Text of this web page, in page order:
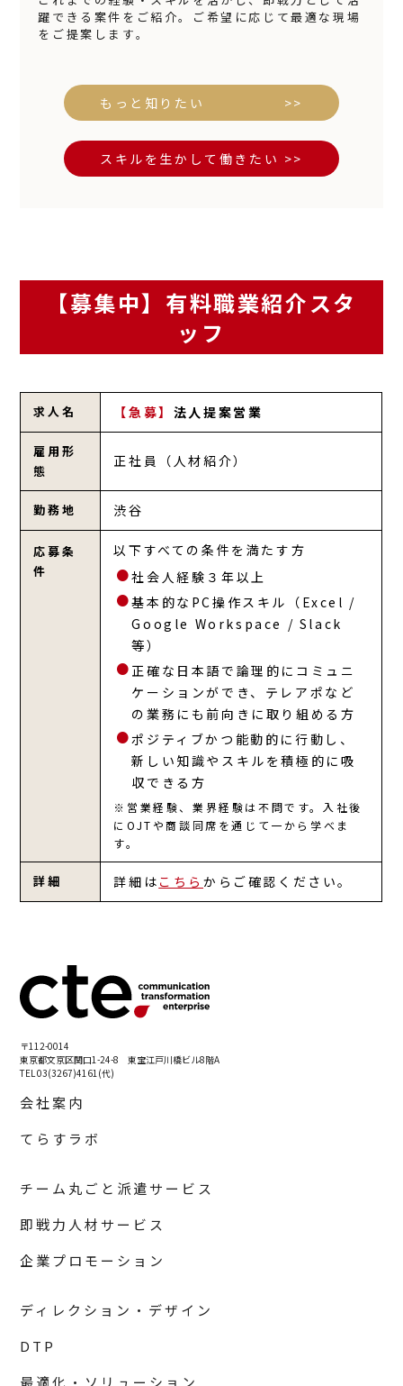
躍できる案件をご紹介。ご希望に応じて最適な現場
をご提案します。
もっと知りたい >>
スキルを生かして働きたい >>
【募集中】有料職業紹介スタ
ッフ
求人名 【急募】 法人提案営業
雇用形
態
正社員（人材紹介）
勤務地 渋谷
応募条
件
以下すべての条件を満たす方
社会人経験３年以上
基本的なPC操作スキル（Excel /
Google Workspace / Slack
等）
正確な日本語で論理的にコミュニ
ケーションができ、テレアポなど
の業務にも前向きに取り組める方
ポジティブかつ能動的に行動し、
新しい知識やスキルを積極的に吸
収できる方
※営業経験、業界経験は不問です。入社後
にOJTや商談同席を通じて一から学べま
す。
詳細 詳細は こちらからご確認ください。
〒112-0014
東京都文京区関口1-24-8 東宝江戸川橋ビル8階A
TEL 03(3267)4161(代)
会社案内
てらすラボ
チーム丸ごと派遣サービス
即戦力人材サービス
企業プロモーション
ディレクション・デザイン
DTP